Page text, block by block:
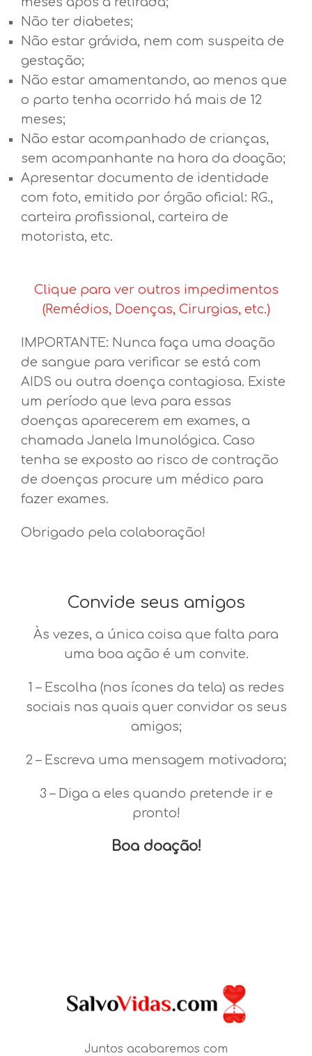
Não ter diabetes;
Não estar grávida, nem com suspeita de
gestação;
Não estar amamentando, ao menos que
o parto tenha ocorrido há mais de 12
meses;
Não estar acompanhado de crianças,
sem acompanhante na hora da doação;
Apresentar documento de identidade
com foto, emitido por órgão oficial: RG.,
carteira profissional, carteira de
motorista, etc.
Clique para ver outros impedimentos
(Remédios, Doenças, Cirurgias, etc.)
IMPORTANTE: Nunca faça uma doação
de sangue para verificar se está com
AIDS ou outra doença contagiosa. Existe
um período que leva para essas
doenças aparecerem em exames, a
chamada Janela Imunológica. Caso
tenha se exposto ao risco de contração
de doenças procure um médico para
fazer exames.
Obrigado pela colaboração!
Convide seus amigos
Às vezes, a única coisa que falta para
uma boa ação é um convite.
1 – Escolha (nos ícones da tela) as redes
sociais nas quais quer convidar os seus
amigos;
2 – Escreva uma mensagem motivadora;
3 – Diga a eles quando pretende ir e
pronto!
Boa doação!
Juntos acabaremos com